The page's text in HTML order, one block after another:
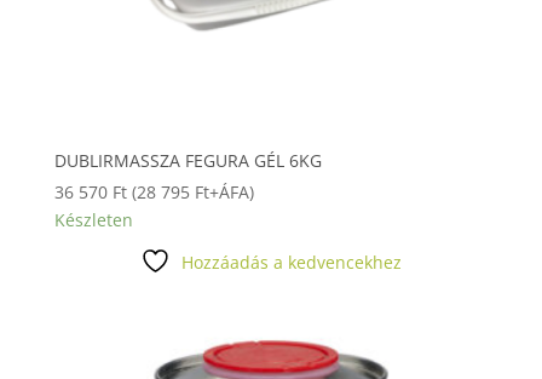
DUBLIRMASSZA FEGURA GÉL 6KG
36 570 Ft (28 795 Ft+ÁFA)
Készleten
Hozzáadás a kedvencekhez